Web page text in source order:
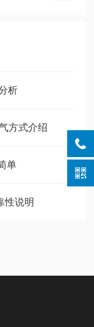
析
方式介绍
单
性说明